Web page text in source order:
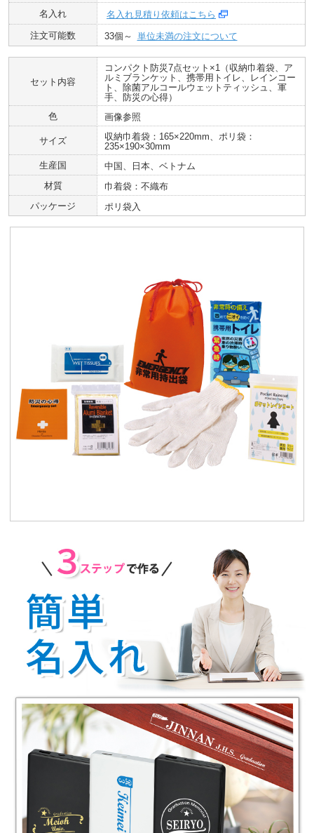
名入れ
名入れ見積り依頼はこちら
注文可能数
33個～ 単位未満の注文について
セット内容
コンパクト防災7点セット×1（収納巾着袋、ア
ルミブランケット、携帯用トイレ、レインコー
ト、除菌アルコールウェットティッシュ、軍
手、防災の心得）
色
画像参照
サイズ
収納巾着袋：165×220mm、ポリ袋：
235×190×30mm
生産国
中国、日本、ベトナム
材質
巾着袋：不織布
パッケージ
ポリ袋入